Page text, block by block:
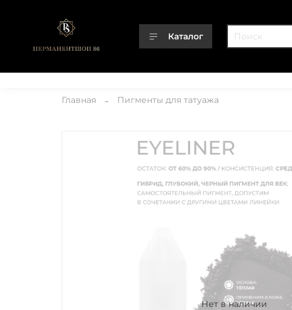
Каталог
Главная Пигменты для татуажа
Нет в наличии